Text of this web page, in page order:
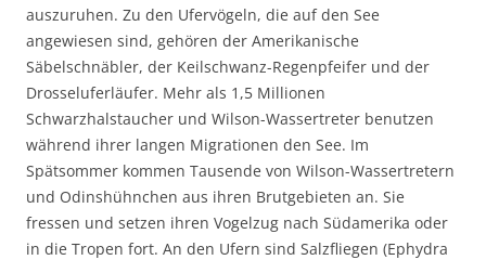
auszuruhen. Zu den Ufervögeln, die auf den See
angewiesen sind, gehören der Amerikanische
Säbelschnäbler, der Keilschwanz-Regenpfeifer und der
Drosseluferläufer. Mehr als 1,5 Millionen
Schwarzhalstaucher und Wilson-Wassertreter benutzen
während ihrer langen Migrationen den See. Im
Spätsommer kommen Tausende von Wilson-Wassertretern
und Odinshühnchen aus ihren Brutgebieten an. Sie
fressen und setzen ihren Vogelzug nach Südamerika oder
in die Tropen fort. An den Ufern sind Salzfliegen (Ephydra